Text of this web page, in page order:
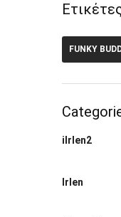
FUNKY
ilrlen2
Irlen